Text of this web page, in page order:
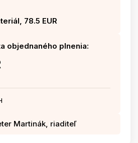
78.5 EUR
objednaného plnenia:
Martinák, riaditeľ